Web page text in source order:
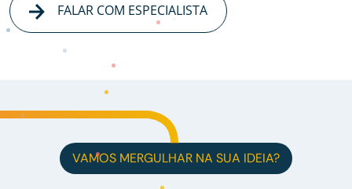
FALAR COM ESPECIALISTA
VAMOS MERGULHAR NA SUA IDEIA?